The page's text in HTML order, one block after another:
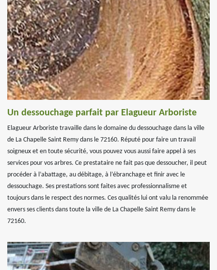
Un dessouchage parfait par Elagueur Arboriste
Elagueur Arboriste travaille dans le domaine du dessouchage dans la ville
de La Chapelle Saint Remy dans le 72160. Réputé pour faire un travail
soigneux et en toute sécurité, vous pouvez vous aussi faire appel à ses
services pour vos arbres. Ce prestataire ne fait pas que dessoucher, il peut
procéder à l’abattage, au débitage, à l’ébranchage et finir avec le
dessouchage. Ses prestations sont faites avec professionnalisme et
toujours dans le respect des normes. Ces qualités lui ont valu la renommée
envers ses clients dans toute la ville de La Chapelle Saint Remy dans le
72160.